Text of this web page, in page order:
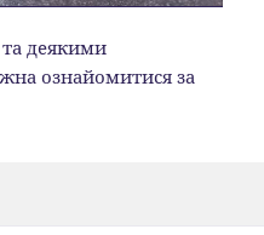
деякими
ознайомитися за